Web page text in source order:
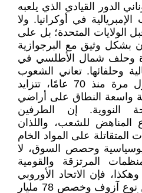
الدور القيادي الذي يلعبه
في أوكرانيا. ولا
الولايات المتحدة؛ بل على
بشكل وثيق مع البرجوازية
وحلف شمال الأطلسي في
وحلفائها. تعاني الشعوب
من عواقب مأساوية، ولأول مرة منذ 70 عامًا، تتزايد
واسعة النطاق على أراضي
النووية. إن الطرفين
المناهض للشعب، واللذان
المتقاتلة على المواد الخام
وحصص السوق، لا
المرتزقة والقومية
فإن الاتحاد الأوروبي
يدعم العصابات الفاشية من نوع آزوف وخصص 78 مليار